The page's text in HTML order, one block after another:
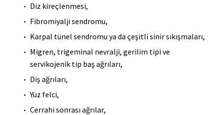
Diz kireçlenmesi,
Fibromiyalji sendromu,
Karpal tünel sendromu ya da çeşitli sinir sıkışmaları,
Migren, trigeminal nevralji, gerilim tipi ve
servikojenik tip baş ağrıları,
Diş ağrıları,
Yüz felci,
Cerrahi sonrası ağrılar,